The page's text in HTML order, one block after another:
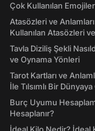
Çok Kullanılan
Atasözleri ve
Kullanılan Atasözleri
Tavla Diziliş Şekli
ve Oynama Yönleri
Tarot Kartları ve
İle Tılsımlı Bir
Burç Uyumu
Hesaplanır?